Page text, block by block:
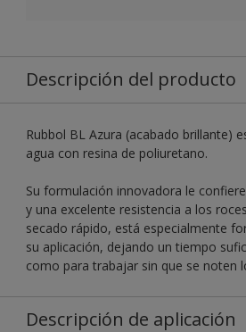
Descripción del producto
Rubbol BL Azura (acabado brillante)
agua con resina de poliuretano.
Su formulación innovadora le
y una excelente resistencia a los
secado rápido, está especialmente
su aplicación, dejando un tiempo
como para trabajar sin que se noten
Descripción de aplicación